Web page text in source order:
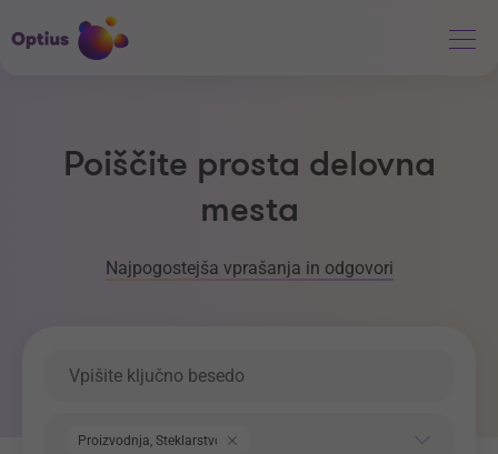
Poiščite prosta delovna
mesta
Najpogostejša vprašanja in odgovori
Proizvodnja, Steklarstvo